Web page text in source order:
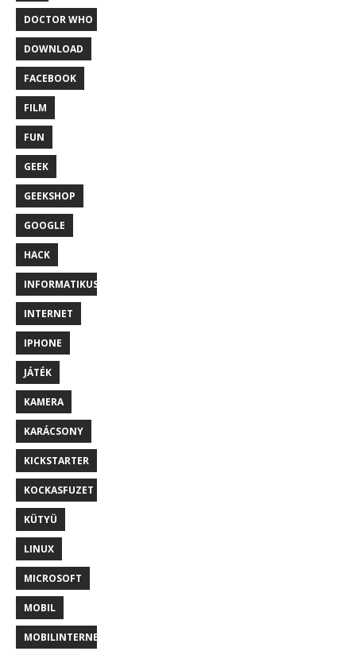
DOCTOR WHO
DOWNLOAD
FACEBOOK
FILM
FUN
GEEK
GEEKSHOP
GOOGLE
HACK
INFORMATIKUS
INTERNET
IPHONE
JÁTÉK
KAMERA
KARÁCSONY
KICKSTARTER
KOCKASFUZET
KÜTYÜ
LINUX
MICROSOFT
MOBIL
MOBILINTERNET